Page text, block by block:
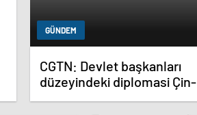
GÜNDEM
CGTN: Devlet başkanları
düzeyindeki diplomasi Çin-
Rusya arasındaki büyüyen